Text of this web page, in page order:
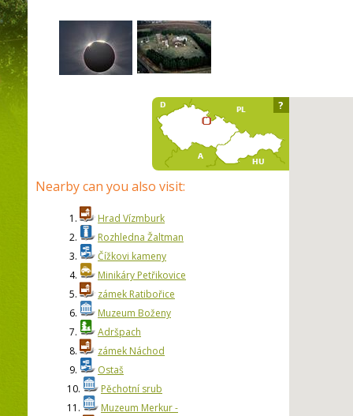
Nearby can you also visit:
1.
Hrad Vízmburk
2.
Rozhledna Žaltman
3.
Čížkovi kameny
4.
Minikáry Petřikovice
5.
zámek Ratibořice
6.
Muzeum Boženy
7.
Adršpach
8.
zámek Náchod
9.
Ostaš
10.
Pěchotní srub
11.
Muzeum Merkur -
?